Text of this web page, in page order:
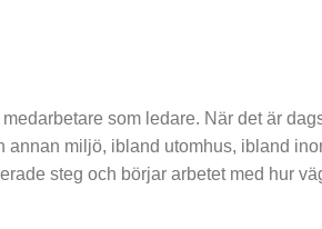
som ledare. När det är
miljö, ibland utomhus, ibland
steg och börjar arbetet med hur